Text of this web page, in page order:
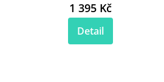
1 395 Kč
Detail